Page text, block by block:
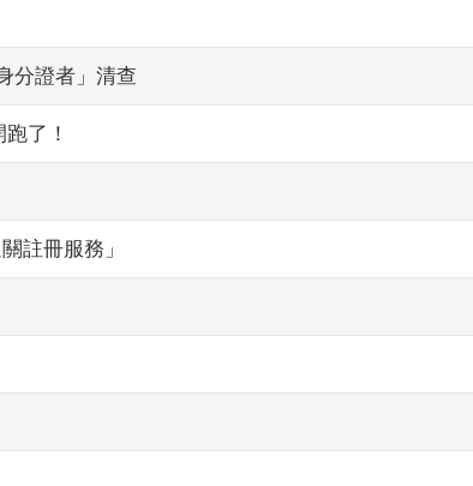
分證者」清查
了！
註冊服務」